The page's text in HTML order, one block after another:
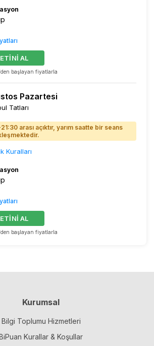
başlayan fiyatlarla
AL
Pazartesi
Tatları
arası açıktır, yarım saatte bir seans
Kuralları
başlayan fiyatlarla
AL
Kurumsal
Bilgi Toplumu Hizmetleri
Kurallar & Koşullar